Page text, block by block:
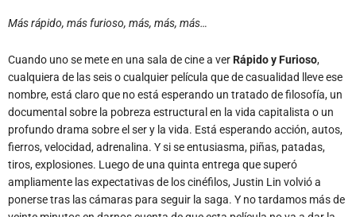
cualquiera de las seis o cualquier película que de casualidad lleve ese
documental sobre la pobreza estructural en la vida capitalista o un
profundo drama sobre el ser y la vida. Está esperando acción, autos,
fierros, velocidad, adrenalina. Y si se entusiasma, piñas, patadas,
tiros, explosiones. Luego de una quinta entrega que superó
ampliamente las expectativas de los cinéfilos, Justin Lin volvió a
ponerse tras las cámaras para seguir la saga. Y no tardamos más de
veinte minutos en darnos cuenta de que esta película no va a dar la
talla. Una aceptable escena de autitos seguida de una lamentable
presentación de los personajes de The Rock y Gina Carano nos hacen